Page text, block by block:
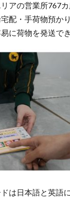
アの営業所767
配・手荷物預か
に荷物を発送で
は日本語と英語